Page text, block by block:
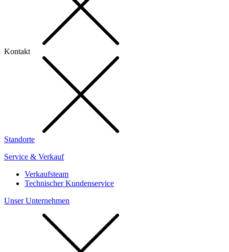
Kontakt
Standorte
Service & Verkauf
Verkaufsteam
Technischer Kundenservice
Unser Unternehmen